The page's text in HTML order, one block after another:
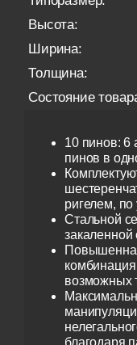
Высота:
Ширина:
Толщина:
Состояние
10 пинов: 6
пинов в
ригелем,
Стальной
закаленной
возможных
благодаря